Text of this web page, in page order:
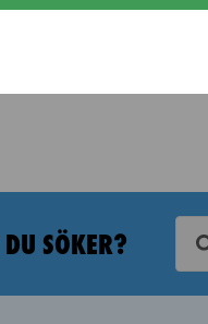
SÖKER?